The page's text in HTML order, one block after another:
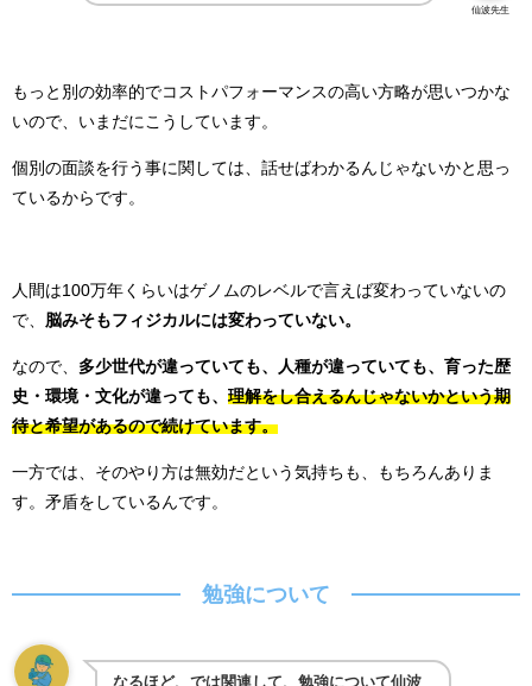
仙波先生
もっと別の効率的でコストパフォーマンスの高い方略が思いつかな
いので、いまだにこうしています。
個別の面談を行う事に関しては、話せばわかるんじゃないかと思っ
ているからです。
人間は100万年くらいはゲノムのレベルで言えば変わっていないの
で、 脳みそもフィジカルには変わっていない。
なので、 多少世代が違っていても、人種が違っていても、育った歴
史・環境・文化が違っても、 理解をし合えるんじゃないかという期
待と希望があるので続けています。
一方では、そのやり方は無効だという気持ちも、もちろんありま
す。矛盾をしているんです。
勉強について
なるほど、では関連して、勉強について仙波